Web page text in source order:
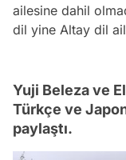
ailesine dahil
dil yine Altay dil
Yuji Beleza ve
Türkçe ve
paylaştı.